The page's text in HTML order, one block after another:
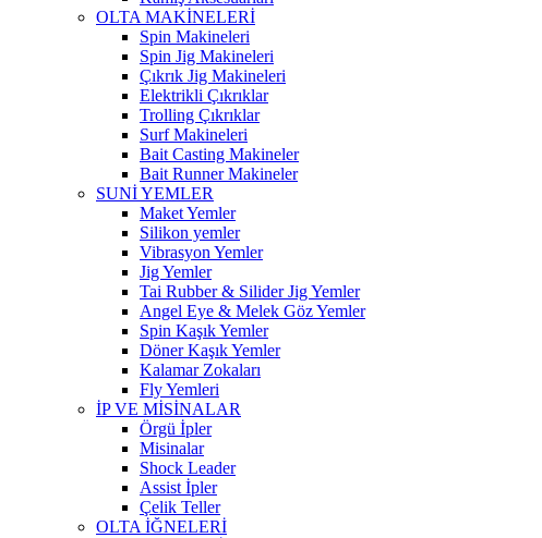
OLTA MAKİNELERİ
Spin Makineleri
Spin Jig Makineleri
Çıkrık Jig Makineleri
Elektrikli Çıkrıklar
Trolling Çıkrıklar
Surf Makineleri
Bait Casting Makineler
Bait Runner Makineler
SUNİ YEMLER
Maket Yemler
Silikon yemler
Vibrasyon Yemler
Jig Yemler
Tai Rubber & Silider Jig Yemler
Angel Eye & Melek Göz Yemler
Spin Kaşık Yemler
Döner Kaşık Yemler
Kalamar Zokaları
Fly Yemleri
İP VE MİSİNALAR
Örgü İpler
Misinalar
Shock Leader
Assist İpler
Çelik Teller
OLTA İĞNELERİ